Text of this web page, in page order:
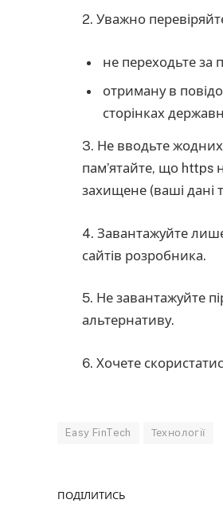
2. Уважно
не переходьте за
отриману в
сторінках
3. Не вводьте жодних
пам’ятайте, що https
захищене (ваші дані
4. Завантажуйте
сайтів розробника.
5. Не завантажуйте
альтернативу.
6. Хочете
Easy FinTech Технології
ПОДІЛИТИСЬ